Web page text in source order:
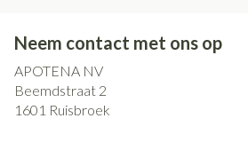
Neem contact met ons op
APOTENA NV
Beemdstraat 2
1601 Ruisbroek